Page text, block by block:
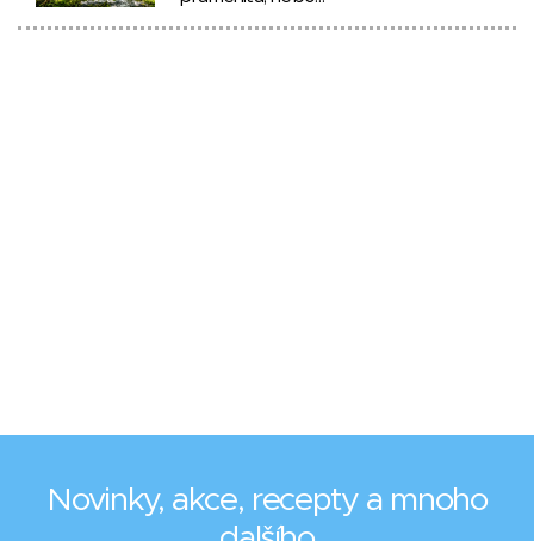
Novinky, akce, recepty a mnoho